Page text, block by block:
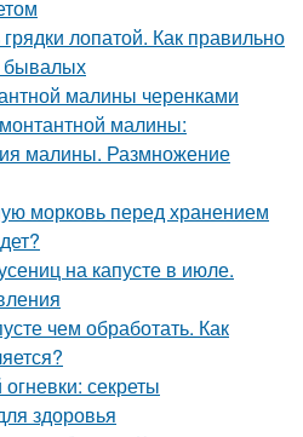
лопатой. Как правильно
бывалых
малины черенками
малины:
малины. Размножение
морковь перед хранением
на капусте в июле.
чем обработать. Как
секреты
здоровья